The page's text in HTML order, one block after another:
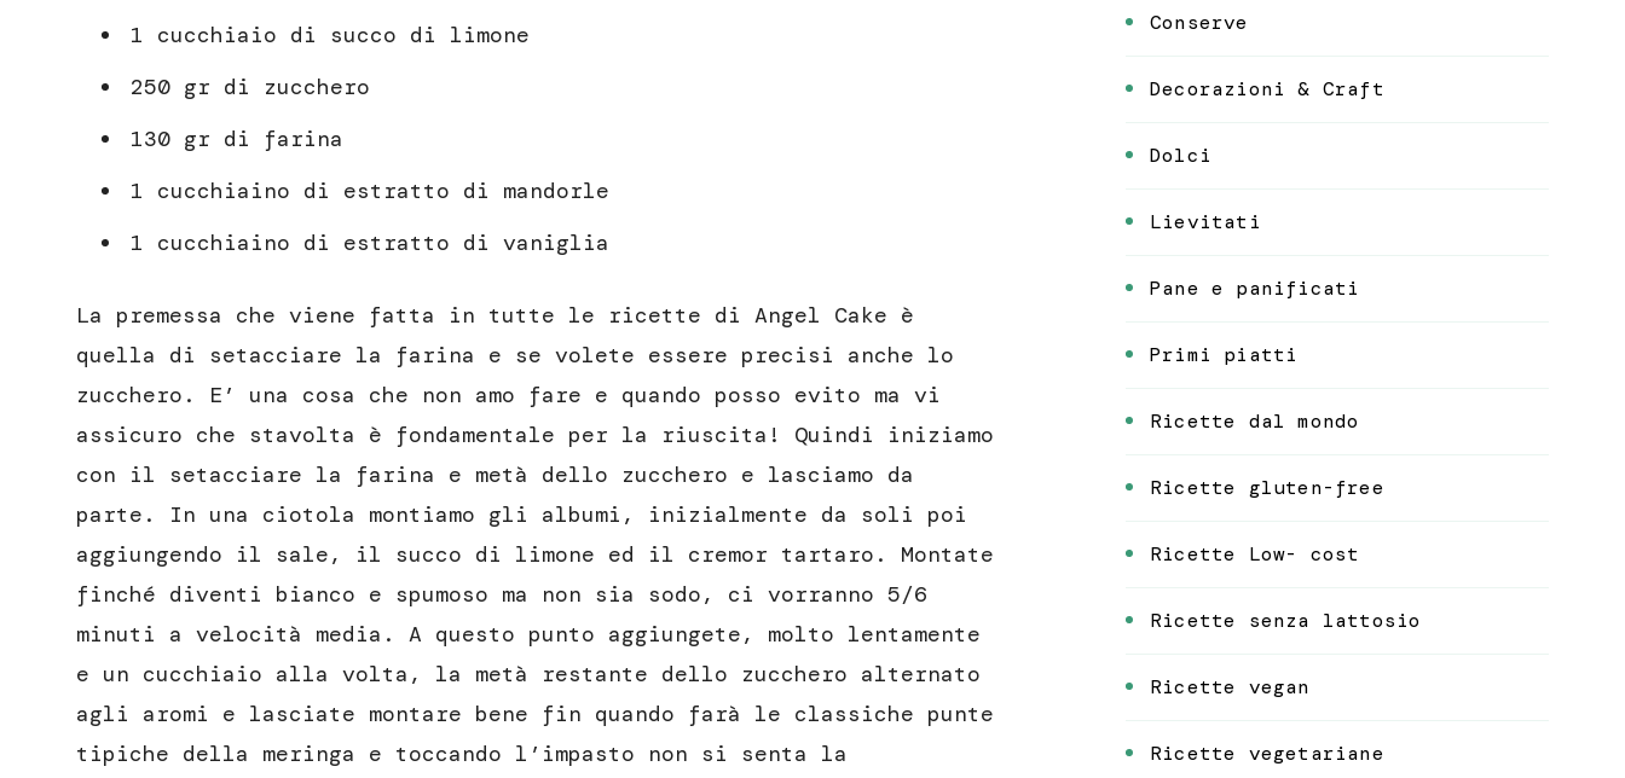
1 cucchiaio di succo di limone
250 gr di zucchero
130 gr di farina
1 cucchiaino di estratto di mandorle
1 cucchiaino di estratto di vaniglia
La premessa che viene fatta in tutte le ricette di Angel Cake è
quella di setacciare la farina e se volete essere precisi anche lo
zucchero. E’ una cosa che non amo fare e quando posso evito ma vi
assicuro che stavolta è fondamentale per la riuscita! Quindi iniziamo
con il setacciare la farina e metà dello zucchero e lasciamo da
parte. In una ciotola montiamo gli albumi, inizialmente da soli poi
aggiungendo il sale, il succo di limone ed il cremor tartaro. Montate
finché diventi bianco e spumoso ma non sia sodo, ci vorranno 5/6
minuti a velocità media. A questo punto aggiungete, molto lentamente
e un cucchiaio alla volta, la metà restante dello zucchero alternato
agli aromi e lasciate montare bene fin quando farà le classiche punte
tipiche della meringa e toccando l’impasto non si senta la
Conserve
Decorazioni & Craft
Dolci
Lievitati
Pane e panificati
Primi piatti
Ricette dal mondo
Ricette gluten-free
Ricette Low- cost
Ricette senza lattosio
Ricette vegan
Ricette vegetariane